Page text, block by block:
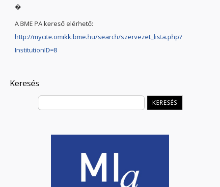
�
A BME PA kereső elérhető:
http://mycite.omikk.bme.hu/search/szervezet_lista.php?
InstitutionID=8
Keresés